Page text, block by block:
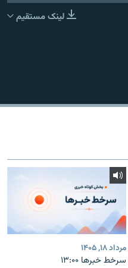
لینک مستقیم
مرداد ۱۸, ۱۴۰۵
سرخط خبرها ۱۳:۰۰